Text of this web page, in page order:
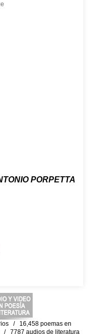
PORPETTA
/ 16,458 poemas en
7787 audios de literatura